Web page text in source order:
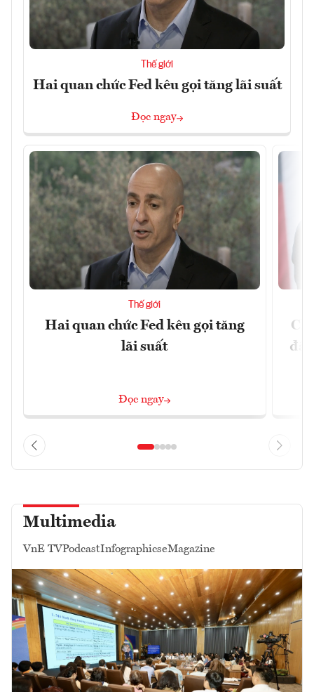
Thế giới
Hai quan chức Fed kêu gọi tăng lãi suất
Đọc ngay
Thế giới
Hai quan chức Fed kêu gọi tăng
lãi suất
Đọc ngay
đã
Multimedia
VnE TVPodcastInfographicseMagazine